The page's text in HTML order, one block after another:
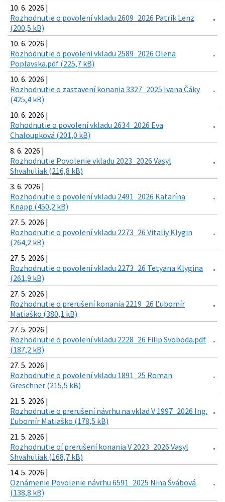
10. 6. 2026 |
Rozhodnutie o povolení vkladu 2609_2026 Patrik Lenz
(200,5 kB)
10. 6. 2026 |
Rozhodnutie o povoleni vkladu 2589_2026 Olena
Poplavska.pdf (225,7 kB)
10. 6. 2026 |
Rozhodnutie o zastavení konania 3327_2025 Ivana Čáky
(425,4 kB)
10. 6. 2026 |
Rohodnutie o povolení vkladu 2634_2026 Eva
Chaloupková (201,0 kB)
8. 6. 2026 |
Rozhodnutie Povolenie vkladu 2023_2026 Vasyl
Shvahuliak (216,8 kB)
3. 6. 2026 |
Rozhodnutie o povolení vkladu 2491_2026 Katarína
Knapp (450,2 kB)
27. 5. 2026 |
Rozhodnutie o povolení vkladu 2273_26 Vitaliy Klygin
(264,2 kB)
27. 5. 2026 |
Rozhodnutie o povolení vkladu 2273_26 Tetyana Klygina
(261,9 kB)
27. 5. 2026 |
Rozhodnutie o prerušení konania 2219_26 Ľubomír
Matiaško (380,1 kB)
27. 5. 2026 |
Rozhodnutie o povolení vkladu 2228_26 Filip Svoboda.pdf
(187,2 kB)
27. 5. 2026 |
Rozhodnutie o povolení vkladu 1891_25 Roman
Greschner (215,5 kB)
21. 5. 2026 |
Rozhodnutie o prerušení návrhu na vklad V 1997_2026 Ing.
Ľubomír Matiaško (178,5 kB)
21. 5. 2026 |
Rozhodnutie oí prerušení konania V 2023_2026 Vasyl
Shvahuliak (168,7 kB)
14. 5. 2026 |
Oznámenie Povolenie návrhu 6591_2025 Nina Švábová
(138,8 kB)